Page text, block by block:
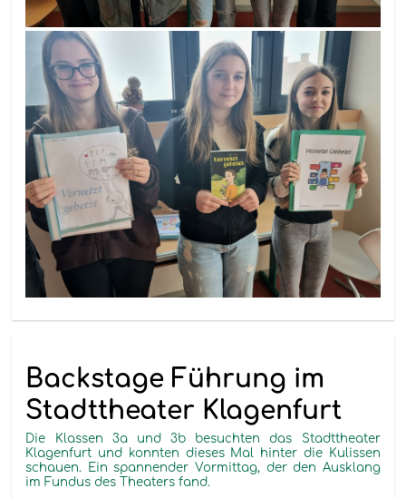
Backstage Führung im
Stadttheater Klagenfurt
Die Klassen 3a und 3b besuchten das Stadttheater
Klagenfurt und konnten dieses Mal hinter die Kulissen
schauen. Ein spannender Vormittag, der den Ausklang
im Fundus des Theaters fand.